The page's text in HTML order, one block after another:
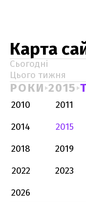
Карта
Сьогодні
Цього тижня
РОКИ 2015
2010 2011
2014
2015
2018
2019
2022
2023
2026